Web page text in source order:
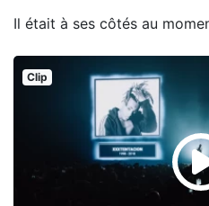
Il était à ses côtés au
Clip